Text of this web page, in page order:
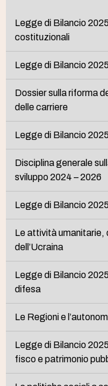
Legge di Bilancio
costituzionali
Legge di Bilancio
Dossier sulla riforma
delle carriere
Legge di Bilancio
Disciplina generale
sviluppo 2024 – 2026
Legge di Bilancio
Le attività umanitarie,
dell’Ucraina
Legge di Bilancio
difesa
Le Regioni e
Legge di Bilancio
fisco e patrimonio